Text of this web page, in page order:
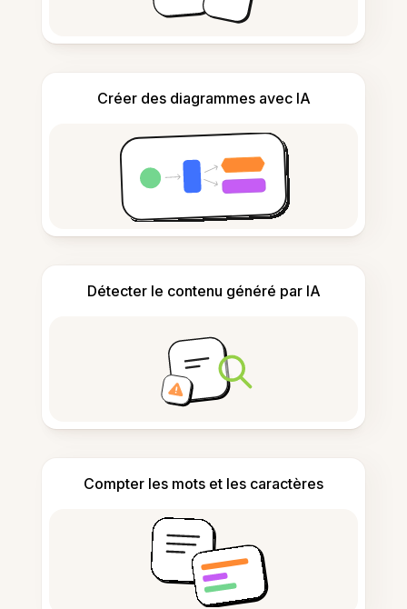
Créer des diagrammes avec IA
Détecter le contenu généré par IA
Compter les mots et les caractères